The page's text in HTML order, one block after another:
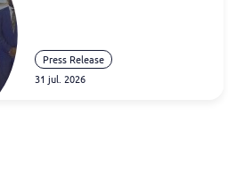
Press Release
31 jul. 2026